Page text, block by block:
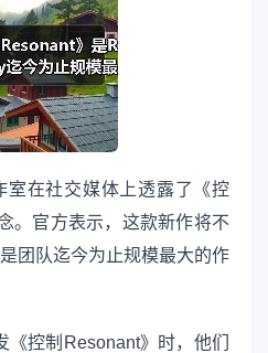
在社交媒体上透露了《控
。官方表示，这款新作将不
团队迄今为止规模最大的作
控制Resonant》时，他们